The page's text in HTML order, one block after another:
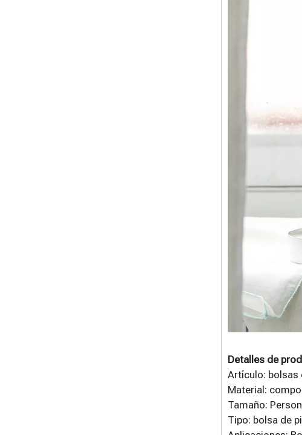
Detalles de
Artículo: bolsas
Material:
Tamaño:
Tipo: bolsa de